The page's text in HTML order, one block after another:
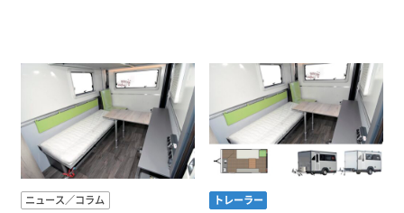
ニュース／コラム トレーラー